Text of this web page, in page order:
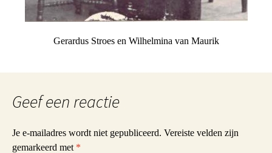
Gerardus Stroes en Wilhelmina van Maurik
Geef een reactie
Je e-mailadres wordt niet gepubliceerd. Vereiste velden zijn
gemarkeerd met *